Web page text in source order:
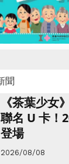
聞
《茶葉少女
聯名 U 卡！
登場
2026/08/08